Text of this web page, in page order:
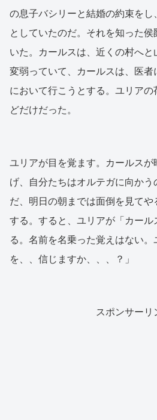
の息子バシリーと結婚の約束をし
としていたのだ。それを知った
いた。カールスは、近くの村へ
変弱っていて、カールスは、医
において行こうとする。ユリア
どだけだった。
ユリアが目を覚ます。カールス
げ、自分たちはオルテガに向かう
だ、明日の朝までは面倒を見てや
する。すると、ユリアが「カール
る。名前を名乗った覚えはない
を、、信じますか、、、？」
スポンサーリ